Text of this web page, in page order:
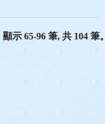
顯示 65-96 筆, 共 104 筆。